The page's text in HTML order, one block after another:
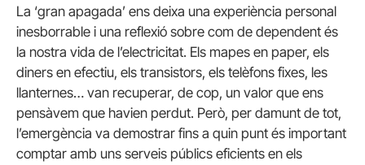
La ‘gran apagada’ ens deixa una experiència personal
inesborrable i una reflexió sobre com de dependent és
la nostra vida de l’electricitat. Els mapes en paper, els
diners en efectiu, els transistors, els telèfons fixes, les
llanternes… van recuperar, de cop, un valor que ens
pensàvem que havien perdut. Però, per damunt de tot,
l’emergència va demostrar fins a quin punt és important
comptar amb uns serveis públics eficients en els